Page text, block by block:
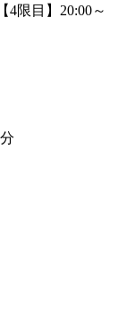
4限目】20:00～